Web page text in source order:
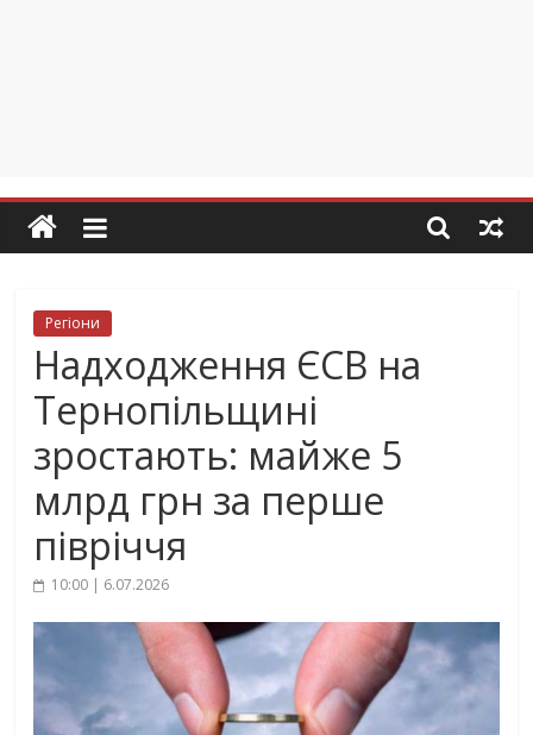
Регіони
Надходження ЄСВ на
Тернопільщині
зростають: майже 5
млрд грн за перше
півріччя
10:00 | 6.07.2026